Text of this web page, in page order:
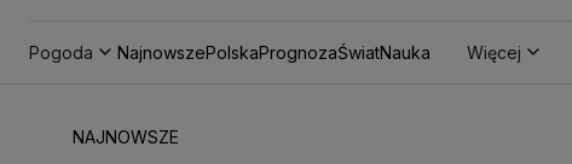
Pogoda NajnowszePolskaPrognozaŚwiatNauka Więcej
NAJNOWSZE